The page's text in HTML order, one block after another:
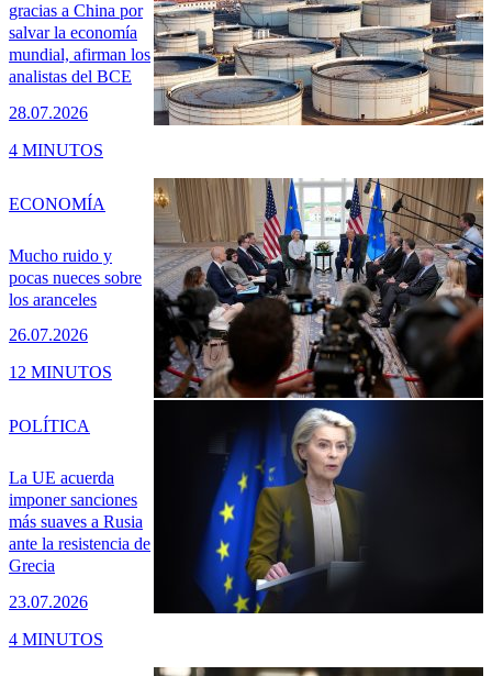
gracias a China por
salvar la economía
mundial, afirman los
analistas del BCE
28.07.2026
4 MINUTOS
Mucho ruido y
pocas nueces sobre
los aranceles
26.07.2026
ECONOMÍA
12 MINUTOS
La UE acuerda
imponer sanciones
más suaves a Rusia
ante la resistencia de
Grecia
23.07.2026
POLÍTICA
4 MINUTOS